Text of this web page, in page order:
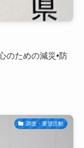
のための減災•防
調査・要望活動